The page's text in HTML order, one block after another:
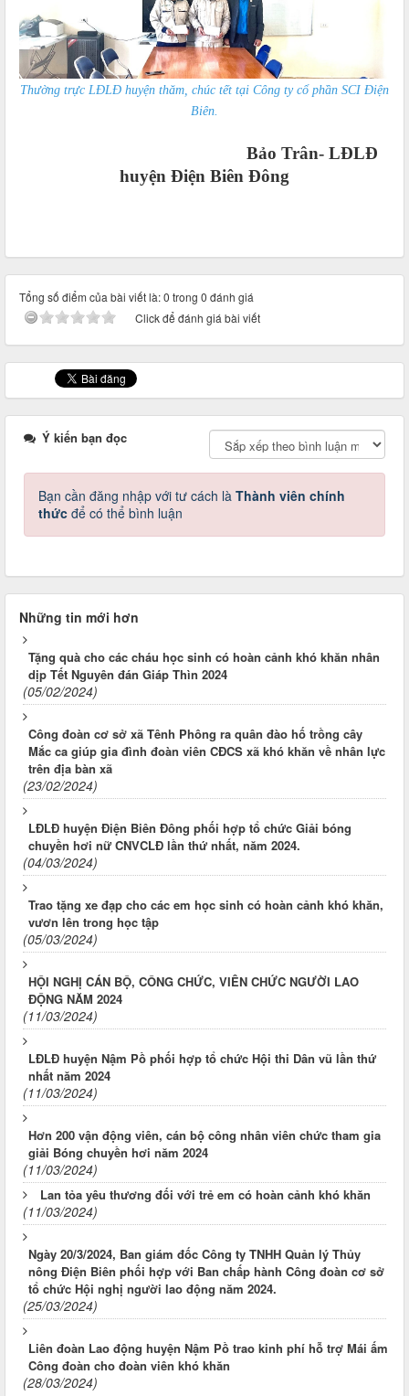
Thường trực LĐLĐ huyện thăm, chúc tết tại Công ty cổ phần SCI Điện
Biên.
Bảo Trân- LĐLĐ
huyện Điện Biên Đông
Tổng số điểm của bài viết là: 0 trong 0 đánh giá
Click để đánh giá bài viết
Ý kiến bạn đọc
Bạn cần đăng nhập với tư cách là Thành viên chính
thức để có thể bình luận
Những tin mới hơn
Tặng quà cho các cháu học sinh có hoàn cảnh khó khăn nhân
dịp Tết Nguyên đán Giáp Thìn 2024
(05/02/2024)
Công đoàn cơ sở xã Tênh Phông ra quân đào hố trồng cây
Mắc ca giúp gia đình đoàn viên CĐCS xã khó khăn về nhân lực
trên địa bàn xã
(23/02/2024)
LĐLĐ huyện Điện Biên Đông phối hợp tổ chức Giải bóng
chuyền hơi nữ CNVCLĐ lần thứ nhất, năm 2024.
(04/03/2024)
Trao tặng xe đạp cho các em học sinh có hoàn cảnh khó khăn,
vươn lên trong học tập
(05/03/2024)
HỘI NGHỊ CÁN BỘ, CÔNG CHỨC, VIÊN CHỨC NGƯỜI LAO
ĐỘNG NĂM 2024
(11/03/2024)
LĐLĐ huyện Nậm Pồ phối hợp tổ chức Hội thi Dân vũ lần thứ
nhất năm 2024
(11/03/2024)
Hơn 200 vận động viên, cán bộ công nhân viên chức tham gia
giải Bóng chuyền hơi năm 2024
(11/03/2024)
Lan tỏa yêu thương đối với trẻ em có hoàn cảnh khó khăn
(11/03/2024)
Ngày 20/3/2024, Ban giám đốc Công ty TNHH Quản lý Thủy
nông Điện Biên phối hợp với Ban chấp hành Công đoàn cơ sở
tổ chức Hội nghị người lao động năm 2024.
(25/03/2024)
Liên đoàn Lao động huyện Nậm Pồ trao kinh phí hỗ trợ Mái ấm
Công đoàn cho đoàn viên khó khăn
(28/03/2024)